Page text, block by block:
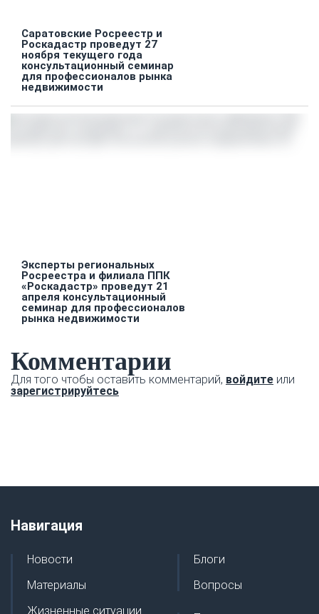
Саратовские Росреестр и
Роскадастр проведут 27
ноября текущего года
консультационный семинар
для профессионалов рынка
недвижимости
Эксперты региональных
Росреестра и филиала ППК
«Роскадастр» проведут 21
апреля консультационный
семинар для профессионалов
рынка недвижимости
Комментарии
Для того чтобы оставить комментарий, войдите или
зарегистрируйтесь
Навигация
Новости
Материалы
Жизненные ситуации
Блоги
Вопросы